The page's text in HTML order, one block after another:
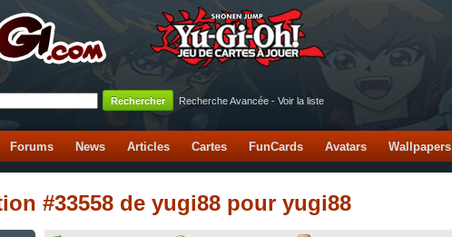
Recherche Avancée - Voir la liste
Forums News Articles Cartes FunCards Avatars Wallpapers
#33558 de yugi88 pour yugi88